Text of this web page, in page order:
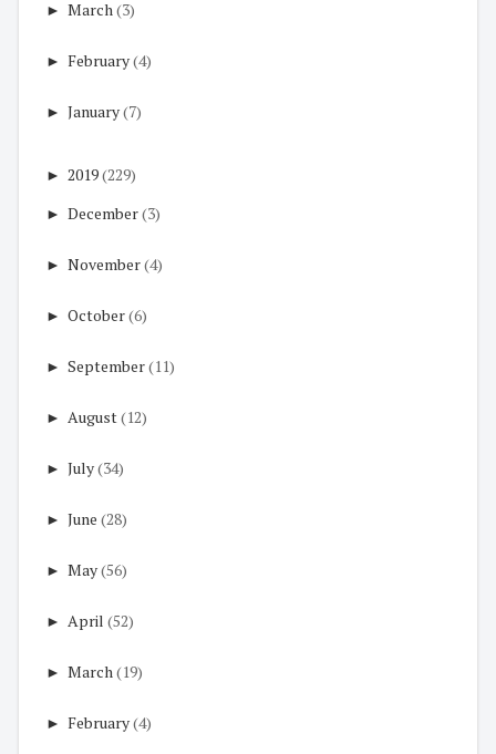
► March(3)
► February(4)
► January(7)
► 2019(229)
► December(3)
► November(4)
► October(6)
► September(11)
► August(12)
► July(34)
► June (28)
► May(56)
► April (52)
► March(19)
► February(4)